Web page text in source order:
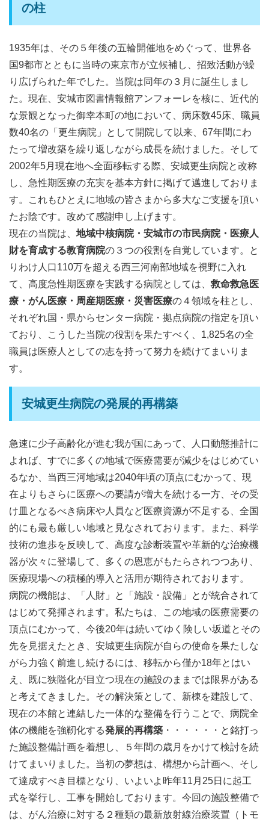
の柱
1935年は、その５年後の五輪開催地をめぐって、世界各
国9都市とともに当時の東京市が立候補し、招致活動が繰
り広げられた年でした。当院は同年の３月に誕生しまし
た。現在、安城市図書情報館アンフォーレを核に、近代的
な景観となった御幸本町の地において、病床数45床、職員
数40名の「更生病院」として開院して以来、67年間にわ
たって増改築を繰り返しながら成長を続けました。そして
2002年5月現在地へ全面移転する際、安城更生病院と改称
し、急性期医療の充実を基本方針に掲げて邁進しておりま
す。これもひとえに地域の皆さまから多大なご支援を頂い
たお陰です。改めて感謝申し上げます。
現在の当院は、 地域中核病院・安城市の市民病院・医療人
財を育成する教育病院の３つの役割を自覚しています。と
りわけ人口110万を超える西三河南部地域を視野に入れ
て、高度急性期医療を実践する病院としては、救命救急医
療・がん医療・周産期医療・災害医療の４領域を柱とし、
それぞれ国・県からセンター病院・拠点病院の指定を頂い
ており、こうした当院の役割を果たすべく、1,825名の全
職員は医療人としての志を持って努力を続けてまいりま
す。
安城更生病院の発展的再構築
急速に少子高齢化が進む我が国にあって、人口動態推計に
よれば、すでに多くの地域で医療需要が減少をはじめてい
るなか、当西三河地域は2040年頃の頂点にむかって、現
在よりもさらに医療への要請が増大を続ける一方、その受
け皿となるべき病床や人員など医療資源が不足する、全国
的にも最も厳しい地域と見なされております。また、科学
技術の進歩を反映して、高度な診断装置や革新的な治療機
器が次々に登場して、多くの恩恵がもたらされつつあり、
医療現場への積極的導入と活用が期待されております。
病院の機能は、「人財」と「施設・設備」とが統合されて
はじめて発揮されます。私たちは、この地域の医療需要の
頂点にむかって、今後20年は続いてゆく険しい坂道とその
先を見据えたとき、安城更生病院が自らの使命を果たしな
がら力強く前進し続けるには、移転から僅か18年とはい
え、既に狭隘化が目立つ現在の施設のままでは限界がある
と考えてきました。その解決策として、新棟を建設して、
現在の本館と連結した一体的な整備を行うことで、病院全
体の機能を強靭化する発展的再構築 ・・・・・・と銘打っ
た施設整備計画を着想し、５年間の歳月をかけて検討を続
けてまいりました。当初の夢想は、構想から計画へ、そし
て達成すべき目標となり、いよいよ昨年11月25日に起工
式を挙行し、工事を開始しております。今回の施設整備で
は、がん治療に対する２種類の最新放射線治療装置（トモ